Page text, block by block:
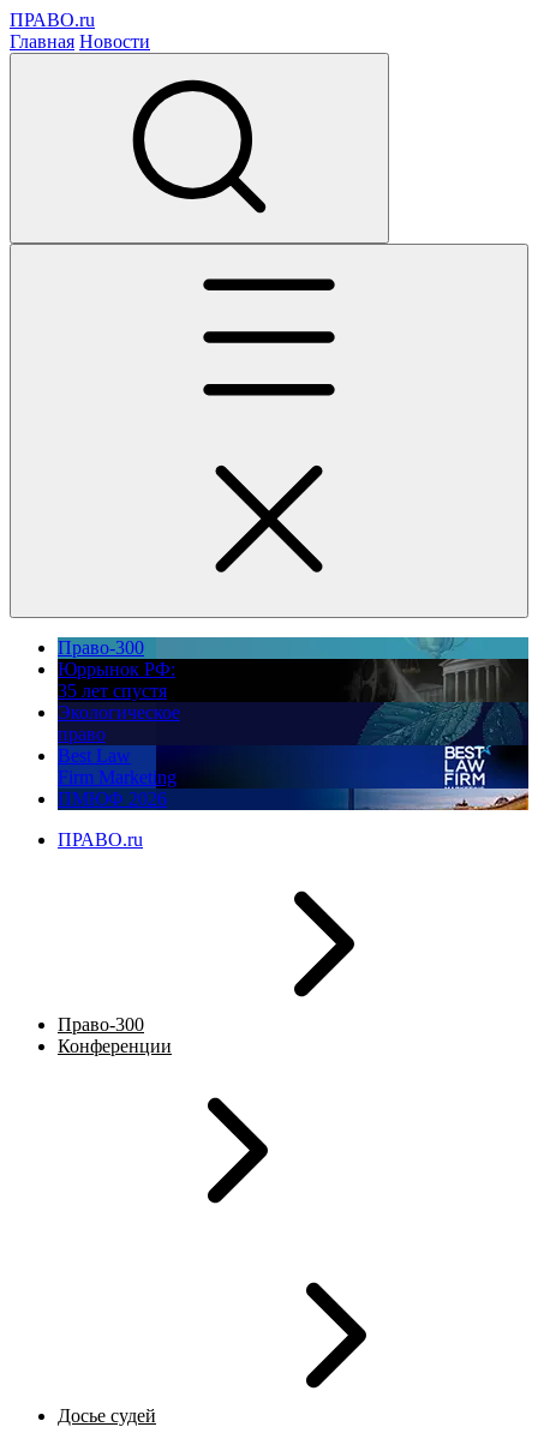
ПРАВО.ru
Главная Новости
Право-300
Юррынок РФ:
35 лет спустя
Экологическое
право
Best Law
Firm Marketing
ПМЮФ 2026
ПРАВО.ru
Право-300
Конференции
Досье судей